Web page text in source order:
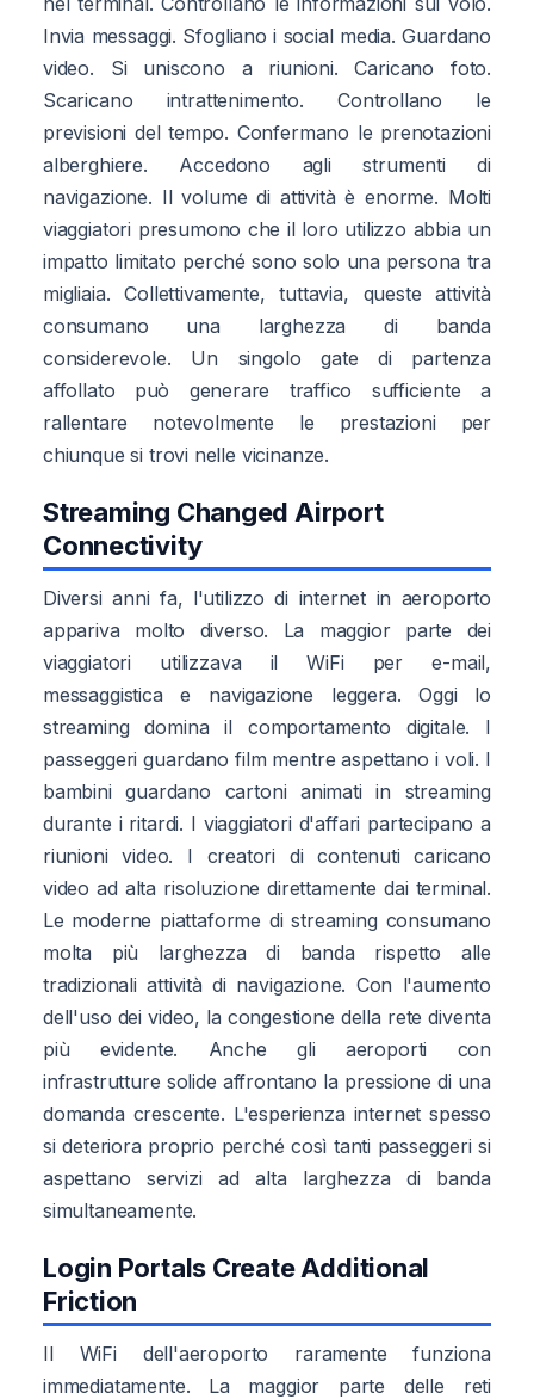
Invia messaggi. Sfogliano i social media. Guardano
video. Si uniscono a riunioni. Caricano foto.
Scaricano intrattenimento. Controllano le
previsioni del tempo. Confermano le prenotazioni
alberghiere. Accedono agli strumenti di
navigazione. Il volume di attività è enorme. Molti
viaggiatori presumono che il loro utilizzo abbia un
impatto limitato perché sono solo una persona tra
migliaia. Collettivamente, tuttavia, queste attività
consumano una larghezza di banda
considerevole. Un singolo gate di partenza
affollato può generare traffico sufficiente a
rallentare notevolmente le prestazioni per
chiunque si trovi nelle vicinanze.
Streaming Changed Airport
Connectivity
Diversi anni fa, l'utilizzo di internet in aeroporto
appariva molto diverso. La maggior parte dei
viaggiatori utilizzava il WiFi per e-mail,
messaggistica e navigazione leggera. Oggi lo
streaming domina il comportamento digitale. I
passeggeri guardano film mentre aspettano i voli. I
bambini guardano cartoni animati in streaming
durante i ritardi. I viaggiatori d'affari partecipano a
riunioni video. I creatori di contenuti caricano
video ad alta risoluzione direttamente dai terminal.
Le moderne piattaforme di streaming consumano
molta più larghezza di banda rispetto alle
tradizionali attività di navigazione. Con l'aumento
dell'uso dei video, la congestione della rete diventa
più evidente. Anche gli aeroporti con
infrastrutture solide affrontano la pressione di una
domanda crescente. L'esperienza internet spesso
si deteriora proprio perché così tanti passeggeri si
aspettano servizi ad alta larghezza di banda
simultaneamente.
Login Portals Create Additional
Friction
Il WiFi dell'aeroporto raramente funziona
immediatamente. La maggior parte delle reti